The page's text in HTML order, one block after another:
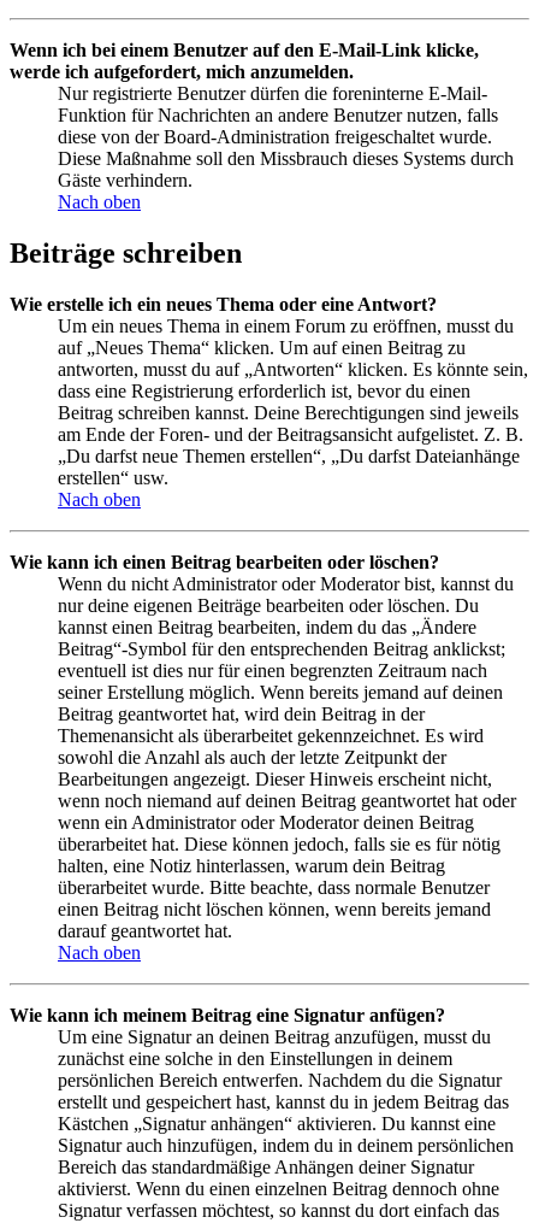
Wenn ich bei einem Benutzer auf den E-Mail-Link klicke,
werde ich aufgefordert, mich anzumelden.
Nur registrierte Benutzer dürfen die foreninterne E-Mail-
Funktion für Nachrichten an andere Benutzer nutzen, falls
diese von der Board-Administration freigeschaltet wurde.
Diese Maßnahme soll den Missbrauch dieses Systems durch
Gäste verhindern.
Nach oben
Beiträge schreiben
Wie erstelle ich ein neues Thema oder eine Antwort?
Um ein neues Thema in einem Forum zu eröffnen, musst du
auf „Neues Thema“ klicken. Um auf einen Beitrag zu
antworten, musst du auf „Antworten“ klicken. Es könnte sein,
dass eine Registrierung erforderlich ist, bevor du einen
Beitrag schreiben kannst. Deine Berechtigungen sind jeweils
am Ende der Foren- und der Beitragsansicht aufgelistet. Z. B.
„Du darfst neue Themen erstellen“, „Du darfst Dateianhänge
erstellen“ usw.
Nach oben
Wie kann ich einen Beitrag bearbeiten oder löschen?
Wenn du nicht Administrator oder Moderator bist, kannst du
nur deine eigenen Beiträge bearbeiten oder löschen. Du
kannst einen Beitrag bearbeiten, indem du das „Ändere
Beitrag“-Symbol für den entsprechenden Beitrag anklickst;
eventuell ist dies nur für einen begrenzten Zeitraum nach
seiner Erstellung möglich. Wenn bereits jemand auf deinen
Beitrag geantwortet hat, wird dein Beitrag in der
Themenansicht als überarbeitet gekennzeichnet. Es wird
sowohl die Anzahl als auch der letzte Zeitpunkt der
Bearbeitungen angezeigt. Dieser Hinweis erscheint nicht,
wenn noch niemand auf deinen Beitrag geantwortet hat oder
wenn ein Administrator oder Moderator deinen Beitrag
überarbeitet hat. Diese können jedoch, falls sie es für nötig
halten, eine Notiz hinterlassen, warum dein Beitrag
überarbeitet wurde. Bitte beachte, dass normale Benutzer
einen Beitrag nicht löschen können, wenn bereits jemand
darauf geantwortet hat.
Nach oben
Wie kann ich meinem Beitrag eine Signatur anfügen?
Um eine Signatur an deinen Beitrag anzufügen, musst du
zunächst eine solche in den Einstellungen in deinem
persönlichen Bereich entwerfen. Nachdem du die Signatur
erstellt und gespeichert hast, kannst du in jedem Beitrag das
Kästchen „Signatur anhängen“ aktivieren. Du kannst eine
Signatur auch hinzufügen, indem du in deinem persönlichen
Bereich das standardmäßige Anhängen deiner Signatur
aktivierst. Wenn du einen einzelnen Beitrag dennoch ohne
Signatur verfassen möchtest, so kannst du dort einfach das